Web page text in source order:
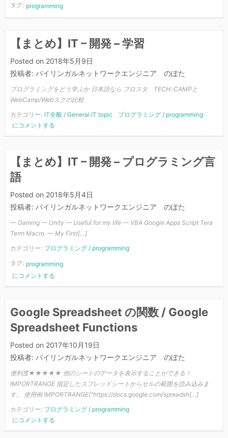
タグ: programming
【まとめ】IT – 開発 – 学習
Posted on 2018年5月9日
投稿者: バイリンガルネットワークエンジニア のぽた
プログラミングをどう学ぶか 日本語なら プロスタ TECH::CAMPと
WebCamp/Webスクの比較
カテゴリー: IT全般 / General IT topic
プログラミング / programming
【ま
と
IT
開
–
学
習
にコメントする
【まとめ】IT – 開発 – プログラミング言
語
Posted on 2018年5月4日
投稿者: バイリンガルネットワークエンジニア のぽた
— Gaming — Unity — Useful for my life — VBA Google Apps Script Tera
Term Macro — My First[…]
カテゴリー: プログラミング / programming
タグ: programming
【ま
と
IT
–
開
–
プ
ロ
グ
ラ
ン
グ
にコメントする
Google Spreadsheet の関数 / Google
Spreadsheet Functions
Posted on 2017年10月19日
投稿者: バイリンガルネットワークエンジニア のぽた
便利度★★★★★ 他のシートのデータを表示することができる！
IMPORTRANGE 指定したスプレッドシートからセルの範囲を読み込みま
す。 使用例 IMPORTRANGE(“https://docs.google.com/spreadsh[…]
カテゴリー: プログラミング / programming
Google
Spreadsheet
にコメントする